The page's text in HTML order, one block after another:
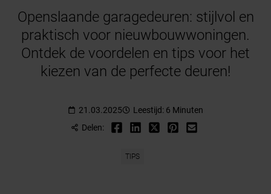
Openslaande garagedeuren: stijlvol en
praktisch voor nieuwbouwwoningen.
Ontdek de voordelen en tips voor het
kiezen van de perfecte deuren!
21.03.2025
Leestijd: 6 Minuten
Delen:
TIPS